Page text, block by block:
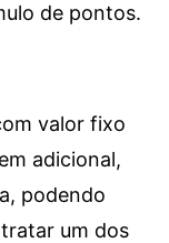
de pontos.
valor fixo
adicional,
podendo
um dos